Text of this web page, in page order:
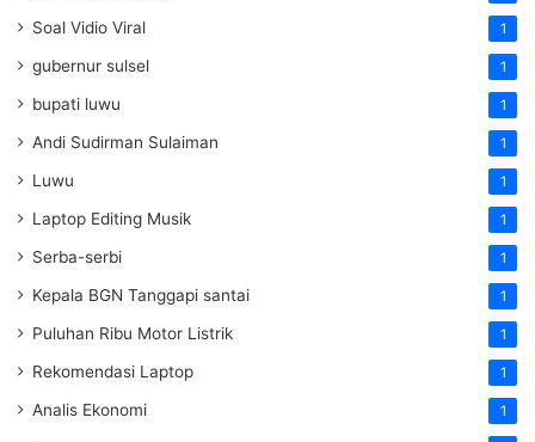
Soal Vidio Viral 1
gubernur sulsel 1
bupati luwu 1
Andi Sudirman Sulaiman 1
Luwu 1
Laptop Editing Musik 1
Serba-serbi 1
Kepala BGN Tanggapi santai 1
Puluhan Ribu Motor Listrik 1
Rekomendasi Laptop 1
Analis Ekonomi 1